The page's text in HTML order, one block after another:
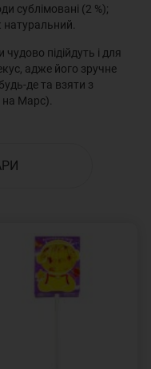
сублімовані (2 %);
підійдуть і для
адже його зручне
де та взяти з
Марс).